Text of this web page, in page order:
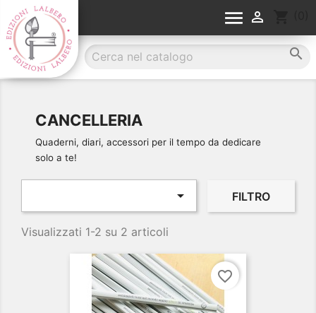
 

CANCELLERIA
Quaderni, diari, accessori per il tempo da dedicare
solo a te!
 FILTRO
Visualizzati 1-2 su 2 articoli
favorite_border